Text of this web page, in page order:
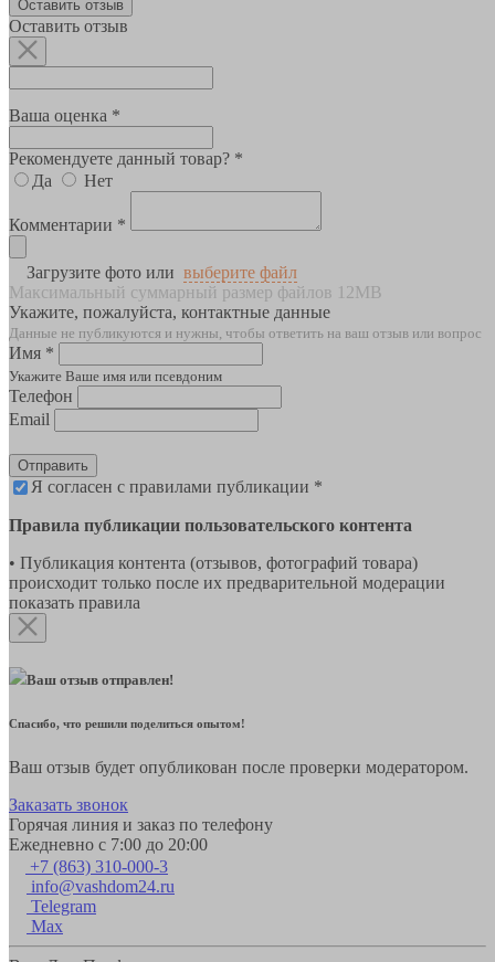
Оставить отзыв
Оставить отзыв
Ваша оценка *
Рекомендуете данный товар? *
Да
Нет
Комментарии *
Загрузите фото или выберите файл
Максимальный суммарный размер файлов 12MB
Укажите, пожалуйста, контактные данные
Данные не публикуются и нужны, чтобы ответить на ваш отзыв или вопрос
Имя *
Укажите Ваше имя или псевдоним
Телефон
Email
Отправить
Я согласен с правилами публикации *
Правила публикации пользовательского контента
• Публикация контента (отзывов, фотографий товара)
происходит только после их предварительной модерации
показать правила
Ваш отзыв отправлен!
Спасибо, что решили поделиться опытом!
Ваш отзыв будет опубликован после проверки модератором.
Заказать звонок
Горячая линия и заказ по телефону
Ежедневно с 7:00 до 20:00
+7 (863) 310-000-3
info@vashdom24.ru
Telegram
Max